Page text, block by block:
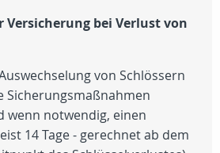
Versicherung bei Verlust von
von Schlössern
Sicherungsmaßnahmen
wenn notwendig, einen
14 Tage - gerechnet ab dem